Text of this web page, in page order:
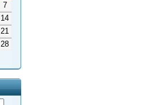
7
14
21
28